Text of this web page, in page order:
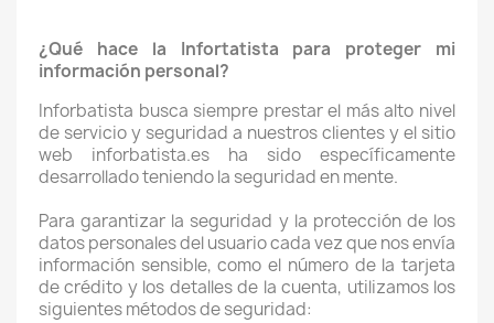
¿Qué hace la Infortatista para proteger mi
información personal?
Inforbatista busca siempre prestar el más alto nivel
de servicio y seguridad a nuestros clientes y el sitio
web inforbatista.es ha sido específicamente
desarrollado teniendo la seguridad en mente.
Para garantizar la seguridad y la protección de los
datos personales del usuario cada vez que nos envía
información sensible, como el número de la tarjeta
de crédito y los detalles de la cuenta, utilizamos los
siguientes métodos de seguridad: